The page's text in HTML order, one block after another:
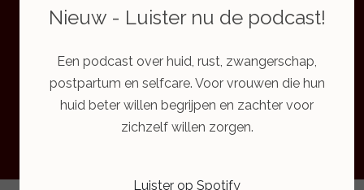
Nieuw - Luister nu de podcast!
Een podcast over huid, rust, zwangerschap,
postpartum en selfcare. Voor vrouwen die hun
huid beter willen begrijpen en zachter voor
zichzelf willen zorgen.
Luister op Spotify